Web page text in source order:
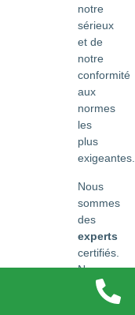
notre
sérieux
et de
notre
conformité
aux
normes
les
plus
exigeantes.
Nous
sommes
des
experts
certifiés.
Nous
nous
engageons